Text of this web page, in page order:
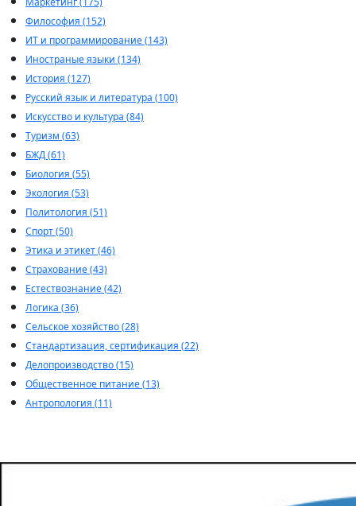
Философия (152)
ИТ и программирование (143)
Иностраные языки (134)
История (127)
Русский язык и литература (100)
Искусство и культура (84)
Туризм (63)
БЖД (61)
Биология (55)
Экология (53)
Политология (51)
Спорт (50)
Этика и этикет (46)
Страхование (43)
Естествознание (42)
Логика (36)
Сельское хозяйство (28)
Стандартизация, сертификация (22)
Делопроизводство (15)
Общественное питание (13)
Антропология (11)